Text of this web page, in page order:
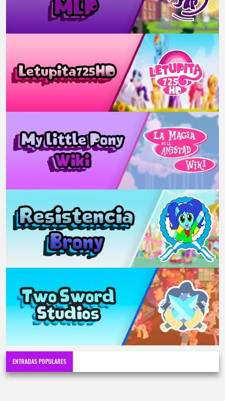
ENTRADAS POPULARES